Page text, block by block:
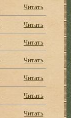
Читать
Читать
Читать
Читать
Читать
Читать
Читать